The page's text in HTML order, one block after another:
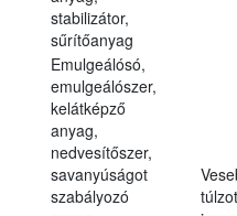
stabilizátor,
sűrítőanyag
Emulgeálósó,
emulgeálószer,
kelátképző
anyag,
nedvesítőszer,
savanyúságot
szabályozó